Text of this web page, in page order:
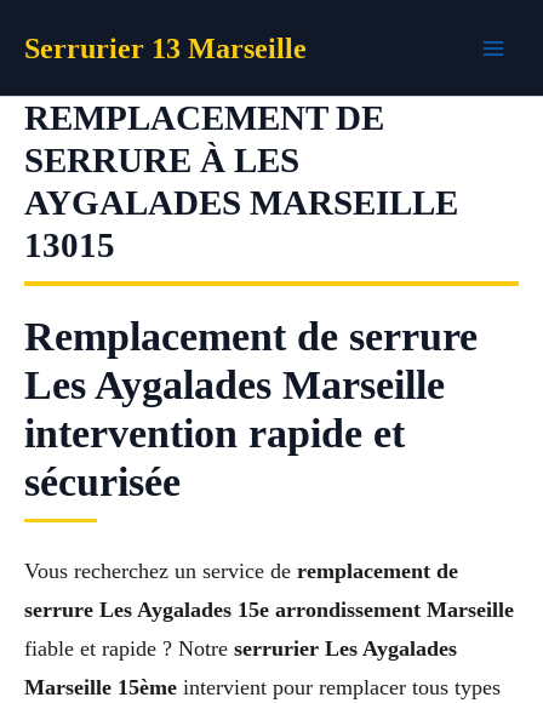
Serrurier 13 Marseille
REMPLACEMENT DE
SERRURE À LES
AYGALADES MARSEILLE
13015
Remplacement de serrure
Les Aygalades Marseille
intervention rapide et
sécurisée
Vous recherchez un service de remplacement de
serrure Les Aygalades 15e arrondissement Marseille
fiable et rapide ? Notre serrurier Les Aygalades
Marseille 15ème intervient pour remplacer tous types